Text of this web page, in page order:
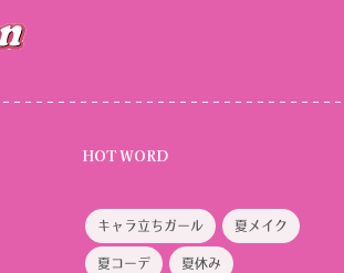
HOT WORD
キャラ立ちガール 夏メイク
夏コーデ 夏休み